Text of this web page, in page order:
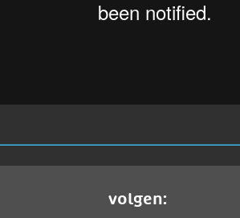
volgen: